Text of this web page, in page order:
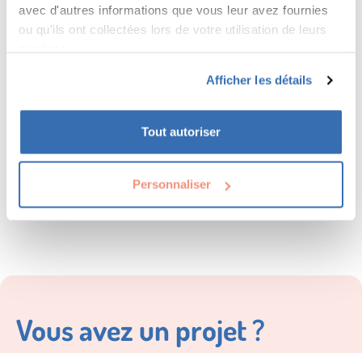
avec d'autres informations que vous leur avez fournies
ou qu'ils ont collectées lors de votre utilisation de leurs
Afficher les détails
Tout autoriser
Personnaliser
Franco de port
Livraison offerte à partir de 300€ HT
Transactions sécurisées avec Cyberplus
SAV personnalisé
L’équipe Prindis est à votre écoute du
Vous avez un projet ?